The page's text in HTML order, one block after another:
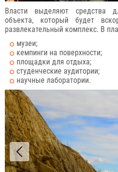
Власти выделяют средства
объекта, который будет
развлекательный комплекс. В
музеи;
кемпинги на поверхности;
площадки для отдыха;
студенческие аудитории;
научные лаборатории.